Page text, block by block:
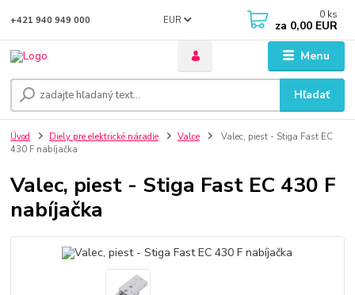
Menu
EUR
Hľadať
+421 940 949 000 0 ks
za 0,00 EUR
Úvod Diely pre elektrické náradie Valce
Valec, piest - Stiga Fast EC
430 F nabíjačka
Valec, piest - Stiga Fast EC 430 F
nabíjačka